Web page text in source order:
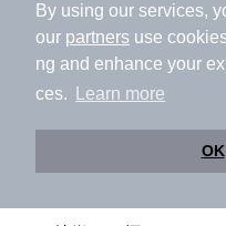
By using our services,
our partners use
ng and enhance your
ces.
Learn more
OK
地図から探す